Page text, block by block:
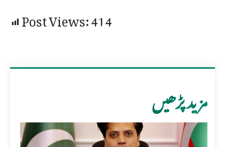
Post Views:414
مزید پڑھیں